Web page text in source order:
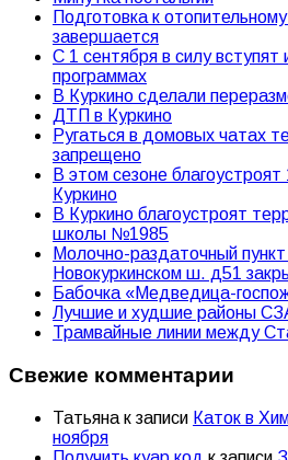
Подготовка к
завершается
С 1 сентября в силу
программах
В Куркино сделали
ДТП в Куркино
Ругаться в домовых чатах
запрещено
В этом сезоне
Куркино
В Куркино благоустроят
школы №1985
Молочно-раздаточный
Новокуркинском ш. д51
Бабочка «Медведица-
Лучшие и худшие районы
Трамвайные линии между
Свежие комментарии
Татьяна к записи Каток в
ноября